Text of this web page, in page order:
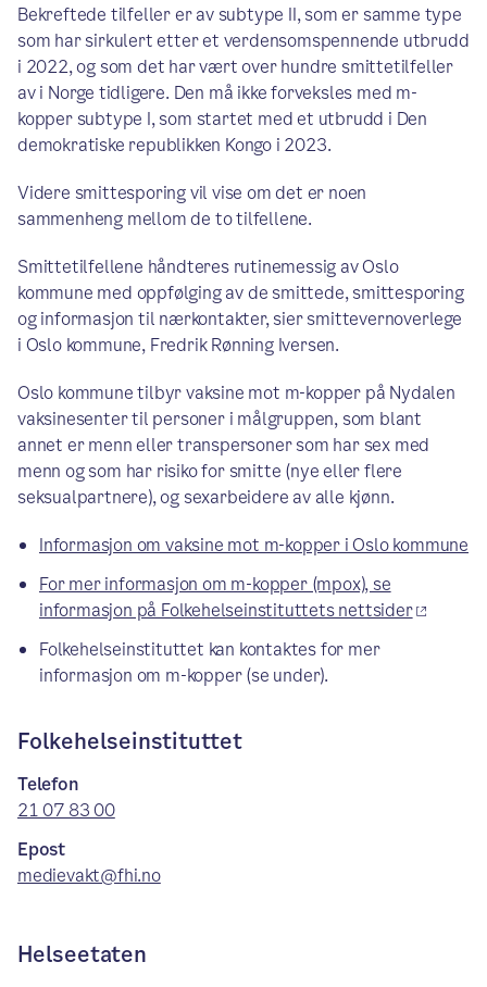
Bekreftede tilfeller er av subtype II, som er samme type
som har sirkulert etter et verdensomspennende utbrudd
i 2022, og som det har vært over hundre smittetilfeller
av i Norge tidligere. Den må ikke forveksles med m-
kopper subtype I, som startet med et utbrudd i Den
demokratiske republikken Kongo i 2023.
Videre smittesporing vil vise om det er noen
sammenheng mellom de to tilfellene.
Smittetilfellene håndteres rutinemessig av Oslo
kommune med oppfølging av de smittede, smittesporing
og informasjon til nærkontakter, sier smittevernoverlege
i Oslo kommune, Fredrik Rønning Iversen.
Oslo kommune tilbyr vaksine mot m-kopper på Nydalen
vaksinesenter til personer i målgruppen, som blant
annet er menn eller transpersoner som har sex med
menn og som har risiko for smitte (nye eller flere
seksualpartnere), og sexarbeidere av alle kjønn.
Informasjon om vaksine mot m-kopper i Oslo kommune
For mer informasjon om m-kopper (mpox), se
informasjon på Folkehelseinstituttets nettsider
Folkehelseinstituttet kan kontaktes for mer
informasjon om m-kopper (se under).
Folkehelseinstituttet
Telefon
21 07 83 00
Epost
medievakt@fhi.no
Helseetaten